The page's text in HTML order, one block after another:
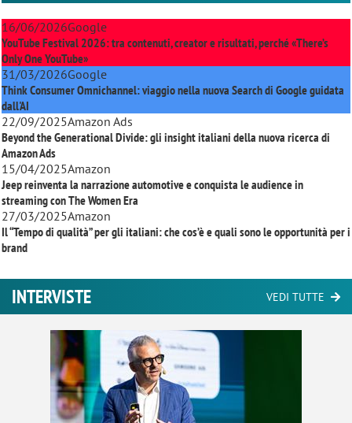
16/06/2026Google
YouTube Festival 2026: tra contenuti, creator e risultati, perché «There’s
Only One YouTube»
31/03/2026Google
Think Consumer Omnichannel: viaggio nella nuova Search di Google guidata
dall'AI
22/09/2025Amazon Ads
Beyond the Generational Divide: gli insight italiani della nuova ricerca di
Amazon Ads
15/04/2025Amazon
Jeep reinventa la narrazione automotive e conquista le audience in
streaming conThe Women Era
27/03/2025Amazon
Il “Tempo di qualità” per gli italiani: che cos’è e quali sono le opportunità per i
brand
INTERVISTE VEDI TUTTE